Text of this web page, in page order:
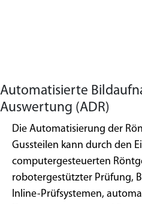
Automatisierte
Auswertung (ADR)
Die Automatisierung der
Gussteilen kann durch den
computergesteuerten
robotergestützter Prüfung,
Inline-Prüfsystemen,